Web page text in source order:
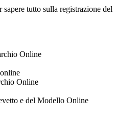
tutto sulla registrazione del
Online
Online
e del Modello Online